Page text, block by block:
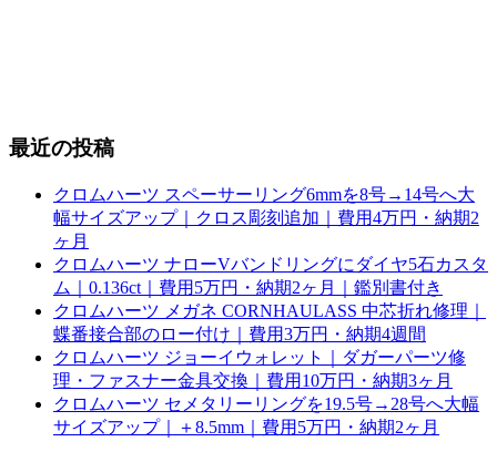
最近の投稿
クロムハーツ スペーサーリング6mmを8号→14号へ大
幅サイズアップ｜クロス彫刻追加｜費用4万円・納期2
ヶ月
クロムハーツ ナローVバンドリングにダイヤ5石カスタ
ム｜0.136ct｜費用5万円・納期2ヶ月｜鑑別書付き
クロムハーツ メガネ CORNHAULASS 中芯折れ修理｜
蝶番接合部のロー付け｜費用3万円・納期4週間
クロムハーツ ジョーイウォレット｜ダガーパーツ修
理・ファスナー金具交換｜費用10万円・納期3ヶ月
クロムハーツ セメタリーリングを19.5号→28号へ大幅
サイズアップ｜＋8.5mm｜費用5万円・納期2ヶ月